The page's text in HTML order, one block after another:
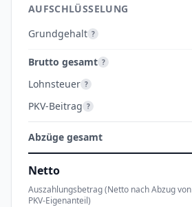
AUFSCHLÜSSELUNG
Grundgehalt ?
Brutto gesamt ?
Lohnsteuer ?
PKV-Beitrag ?
Abzüge gesamt
Netto
Auszahlungsbetrag (Netto nach Abzug von
PKV-Eigenanteil)